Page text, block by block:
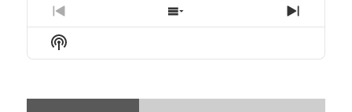
Previous
Episode
Show
Episodes
Next
Episode
Show
Podcast